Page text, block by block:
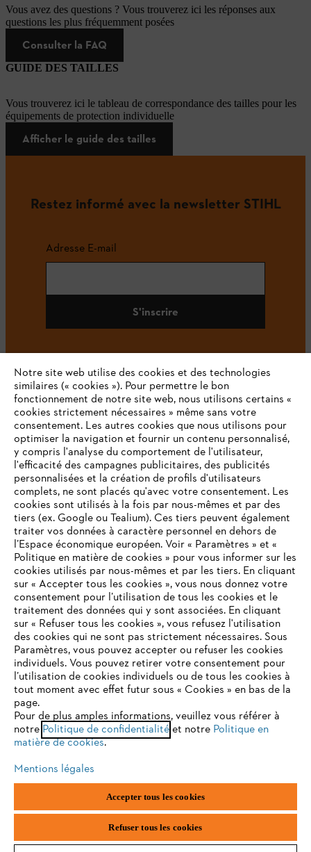
Vous avez des questions ? Vous trouverez ici les réponses aux
questions les plus fréquemment posées
Consulter la FAQ
GUIDE DES TAILLES
Vous trouverez ici le tableau de correspondance des tailles pour les
équipements de protection individuelle
Afficher le guide des tailles
Restez informé avec la newsletter STIHL
Adresse E-mail
S'inscrire
#STIHL
L'Entreprise
STIHL FAQ
Contact
Politique de protection des données
Mentions légales Utilisation des cookies
ANDREAS STIHL NV, Veurtstraat 117, 2870 Puurs-Sint-Amands,
België/Belgique
VAT Number: BE 0427.714.768
VOTRE NAVIGATEUR INTERNET
N'EST PLUS PRIS EN CHARGE
Vous utilisez un navigateur Internet que nous ne prenons plus
en charge, et certaines fonctionnalités de notre site ne
peuvent fonctionner correctement. Pour une utilisation
optimale de notre site, nous vous recommandons de passer à
l'un des navigateurs suivants :
firefox chrome
edge
Notre site web utilise des cookies et des technologies
similaires (« cookies »). Pour permettre le bon
fonctionnement de notre site web, nous utilisons certains «
cookies strictement nécessaires » même sans votre
consentement. Les autres cookies que nous utilisons pour
optimiser la navigation et fournir un contenu personnalisé,
y compris l'analyse du comportement de l'utilisateur,
l'efficacité des campagnes publicitaires, des publicités
personnalisées et la création de profils d'utilisateurs
complets, ne sont placés qu'avec votre consentement. Les
cookies sont utilisés à la fois par nous-mêmes et par des
tiers (ex. Google ou Tealium). Ces tiers peuvent également
traiter vos données à caractère personnel en dehors de
l’Espace économique européen. Voir « Paramètres » et «
Politique en matière de cookies » pour vous informer sur les
cookies utilisés par nous-mêmes et par les tiers. En cliquant
sur « Accepter tous les cookies », vous nous donnez votre
consentement pour l’utilisation de tous les cookies et le
traitement des données qui y sont associées. En cliquant
sur « Refuser tous les cookies », vous refusez l'utilisation
des cookies qui ne sont pas strictement nécessaires. Sous
Paramètres, vous pouvez accepter ou refuser les cookies
individuels. Vous pouvez retirer votre consentement pour
l’utilisation de cookies individuels ou de tous les cookies à
tout moment avec effet futur sous « Cookies » en bas de la
page.
Pour de plus amples informations, veuillez vous référer à
notre Politique de confidentialitéet notre Politique en
matière de cookies.
Mentions légales
Accepter tous les cookies
Refuser tous les cookies